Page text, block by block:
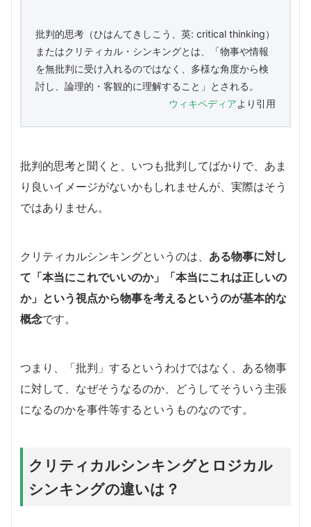
批判的思考（ひはんてきしこう、英: critical thinking）
またはクリティカル・シンキングとは、「物事や情報
を無批判に受け入れるのではなく、多様な角度から検
討し、論理的・客観的に理解すること」とされる。
ウィキペディアより引用
批判的思考と聞くと、いつも批判してばかりで、あま
り良いイメージがないかもしれませんが、実際はそう
ではありません。
クリティカルシンキングというのは、 ある物事に対し
て「本当にこれでいいのか」「本当にこれは正しいの
か」という視点から物事を考えるというのが基本的な
概念です。
つまり、「批判」するというわけではなく、ある物事
に対して、なぜそうなるのか、どうしてそういう主張
になるのかを事件等するというものなのです。
クリティカルシンキングとロジカル
シンキングの違いは？